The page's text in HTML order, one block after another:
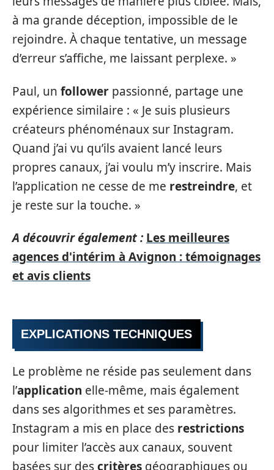
à ma grande déception, impossible de le
rejoindre. À chaque tentative, un message
d’erreur s’affiche, me laissant perplexe. »
Paul, un follower passionné, partage une
expérience similaire : « Je suis plusieurs
créateurs phénoménaux sur Instagram.
Quand j’ai vu qu’ils avaient lancé leurs
propres canaux, j’ai voulu m’y inscrire. Mais
l’application ne cesse de me restreindre, et
je reste sur la touche. »
A découvrir également : Les meilleures
agences d'intérim à Avignon : témoignages
et avis clients
EXPLICATIONS TECHNIQUES
Le problème ne réside pas seulement dans
l’application elle-même, mais également
dans ses algorithmes et ses paramètres.
Instagram a mis en place des restrictions
pour limiter l’accès aux canaux, souvent
basées sur descritères géographiques ou